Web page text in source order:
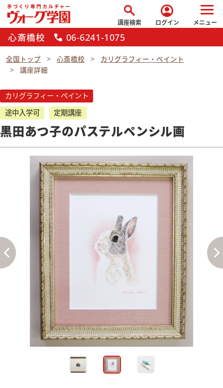
search
講座検索
account_circle
ログイン メニュー
心斎橋校 call 06-6241-1075
全国トップ 心斎橋校
カリグラフィー・ペイント
講座詳細
カリグラフィー・ペイント
途中入学可
定期講座
黒田あつ子のパステルペンシル画